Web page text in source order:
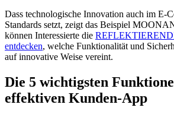
Dass technologische Innovation auch im E-
Standards setzt, zeigt das Beispiel
können Interessierte die
entdecken, welche Funktionalität und
auf innovative Weise vereint.
Die 5 wichtigsten
effektiven Kunden-App